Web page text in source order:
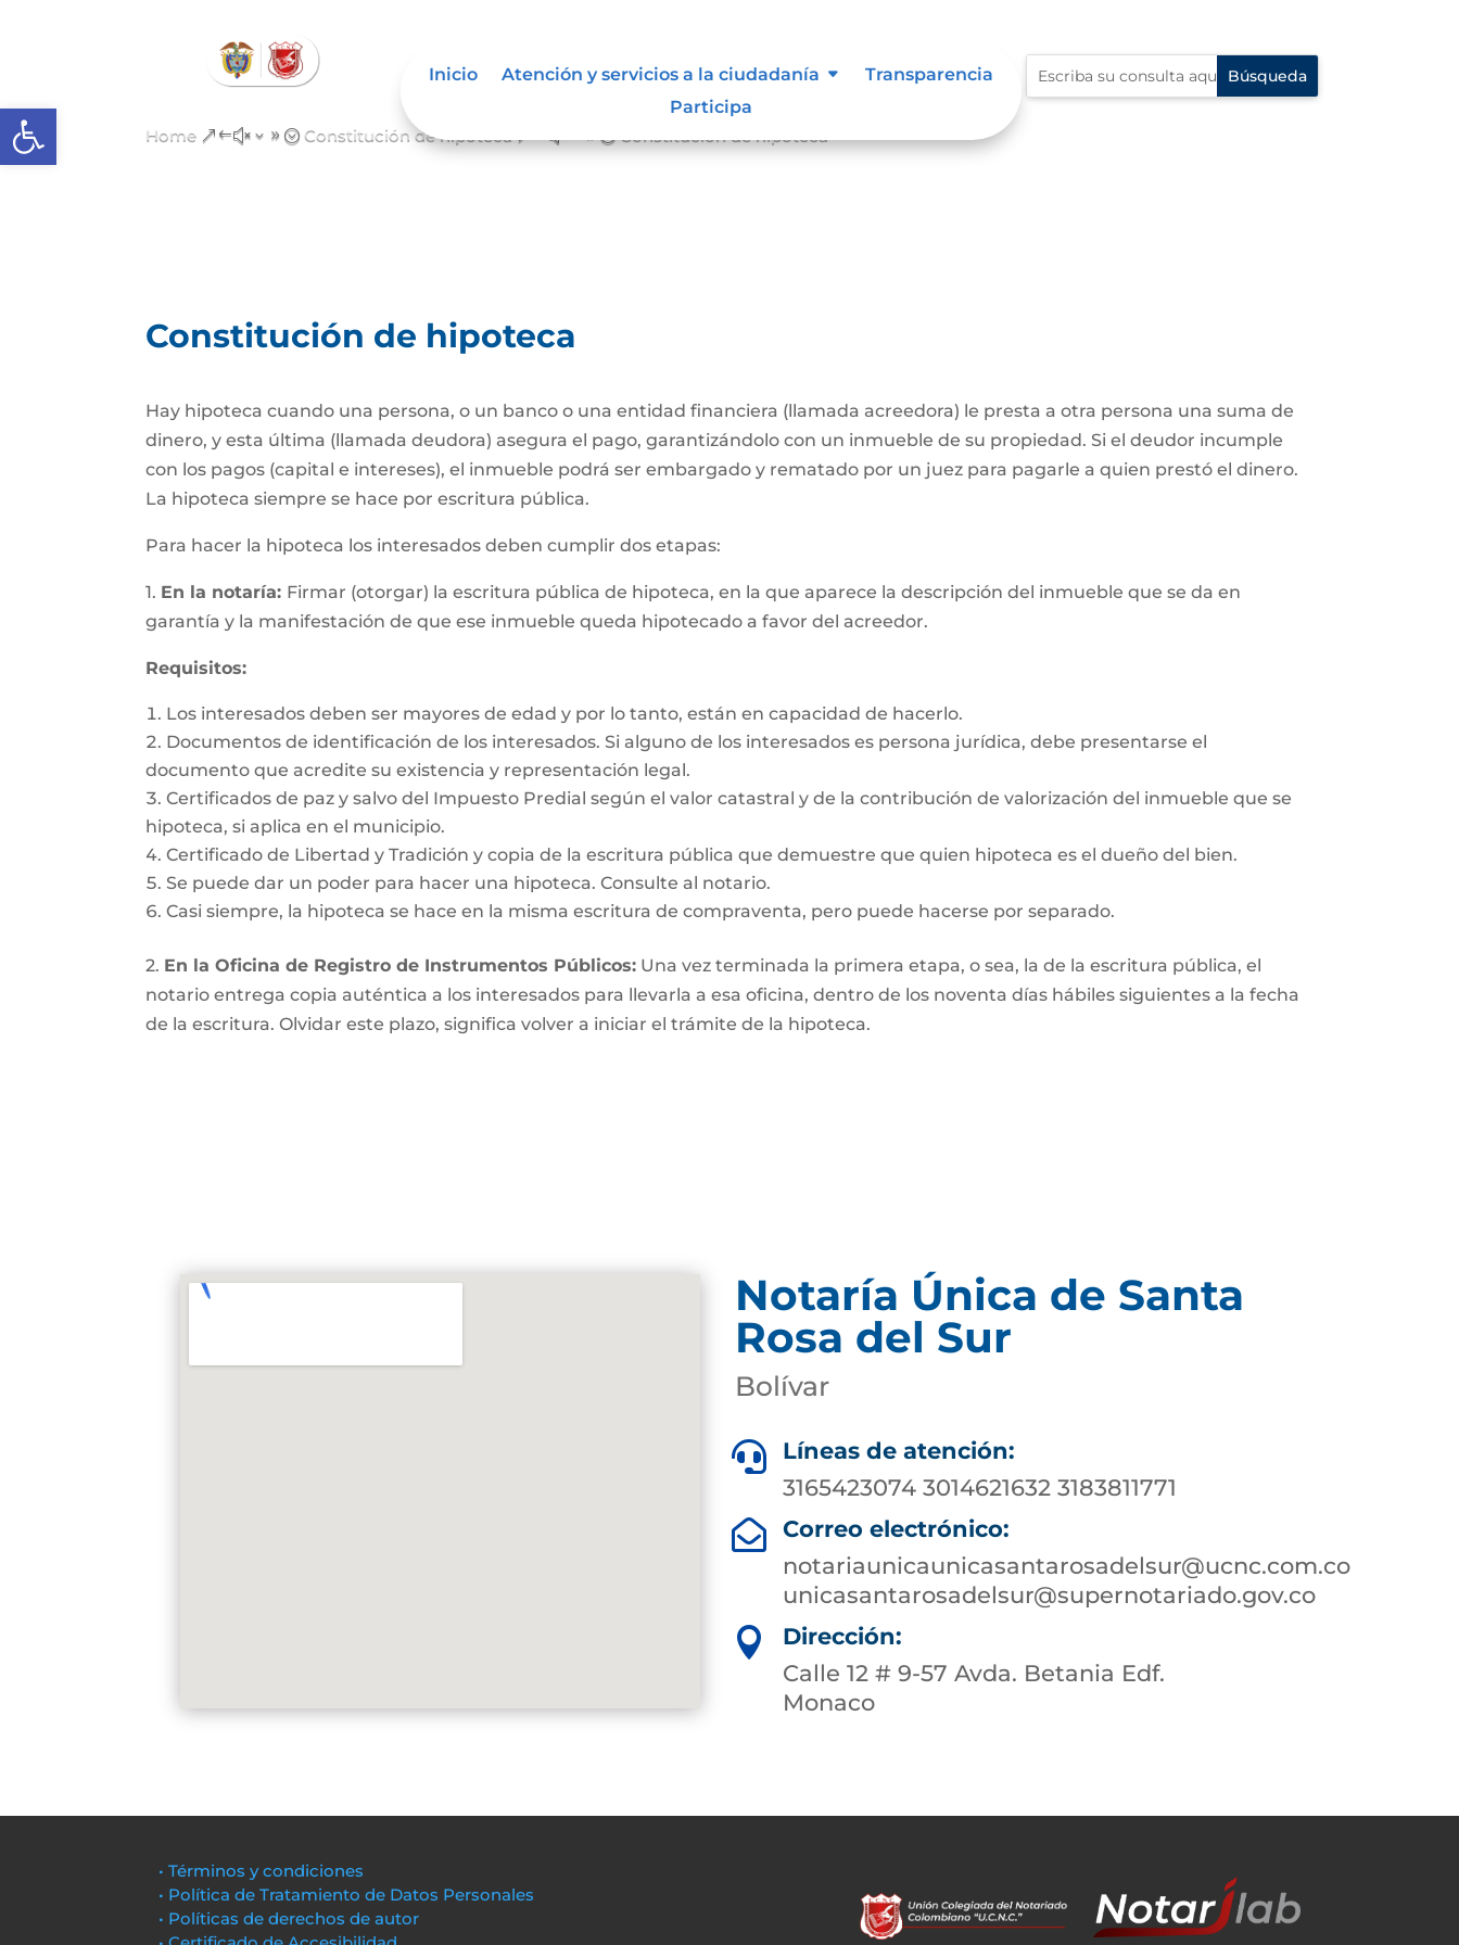
Abrir barra de herramientas
Inicio Atención y servicios a la ciudadanía
Transparencia
Participa
Home &#x39; Constitución de hipoteca
Constitución de hipoteca
Hay hipoteca cuando una persona, o un banco o una entidad financiera (llamada acreedora) le presta a otra persona una suma de
dinero, y esta última (llamada deudora) asegura el pago, garantizándolo con un inmueble de su propiedad. Si el deudor incumple
con los pagos (capital e intereses), el inmueble podrá ser embargado y rematado por un juez para pagarle a quien prestó el dinero.
La hipoteca siempre se hace por escritura pública.
Para hacer la hipoteca los interesados deben cumplir dos etapas:
1. En la notaría: Firmar (otorgar) la escritura pública de hipoteca, en la que aparece la descripción del inmueble que se da en
garantía y la manifestación de que ese inmueble queda hipotecado a favor del acreedor.
Requisitos:
Los interesados deben ser mayores de edad y por lo tanto, están en capacidad de hacerlo.
Documentos de identificación de los interesados. Si alguno de los interesados es persona jurídica, debe presentarse el
documento que acredite su existencia y representación legal.
Certificados de paz y salvo del Impuesto Predial según el valor catastral y de la contribución de valorización del inmueble que se
hipoteca, si aplica en el municipio.
Certificado de Libertad y Tradición y copia de la escritura pública que demuestre que quien hipoteca es el dueño del bien.
Se puede dar un poder para hacer una hipoteca. Consulte al notario.
Casi siempre, la hipoteca se hace en la misma escritura de compraventa, pero puede hacerse por separado.
2. En la Oficina de Registro de Instrumentos Públicos: Una vez terminada la primera etapa, o sea, la de la escritura pública, el
notario entrega copia auténtica a los interesados para llevarla a esa oficina, dentro de los noventa días hábiles siguientes a la fecha
de la escritura. Olvidar este plazo, significa volver a iniciar el trámite de la hipoteca.
Notaría Única de Santa
Rosa del Sur
Bolívar

Líneas de atención:
3165423074 3014621632 3183811771

Correo electrónico:
notariaunicaunicasantarosadelsur@ucnc.com.co
unicasantarosadelsur@supernotariado.gov.co

Dirección:
Calle 12 # 9-57 Avda. Betania Edf.
Monaco
• Términos y condiciones
• Política de Tratamiento de Datos Personales
• Políticas de derechos de autor